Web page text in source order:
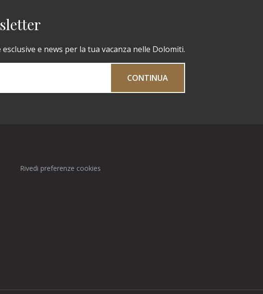
e news per la tua vacanza nelle Dolomiti.
CONTINUA
Rivedi preferenze cookies